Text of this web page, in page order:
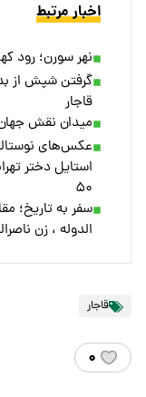
اخبار مرتبط
نهر سورن؛ رود
گرفتن شپش از
قاجار
میدان نقش جهان
عکس‌های
۵۰
سفر به تاریخ؛
الدوله ، زن
قاجار
۰